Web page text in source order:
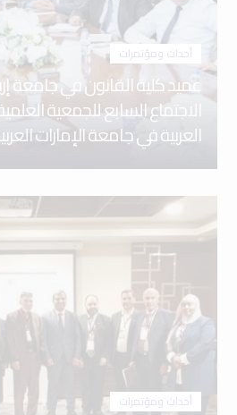
أحداث ومؤتمرات
عميد كلية القانون في جامعة
الاجتماع السابع للجمعية
العربية في جامعة الإمارات
أحداث ومؤتمرات